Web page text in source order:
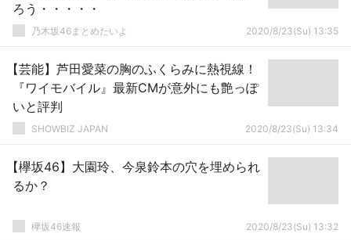
ろう・・・・・
乃木坂46まとめたいよ 2020/8/23(Su) 13:35
【芸能】芦田愛菜の胸のふくらみに熱視線！
『ワイモバイル』最新CMが意外にも艶っぽ
いと評判
SHOWBIZ JAPAN 2020/8/23(Su) 13:34
【欅坂46】大園玲、今泉鈴本の穴を埋められ
るか？
欅坂46速報 2020/8/23(Su) 13:32